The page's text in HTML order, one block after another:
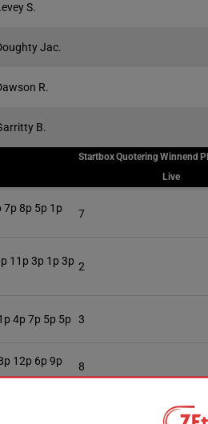
S.
Jac.
R.
B.
StartboxQuoteringWinnend
Live
7p 8p 5p 1p
7
11p 3p 1p 3p 2
4p 7p 5p 5p 3
12p 6p 9p
8